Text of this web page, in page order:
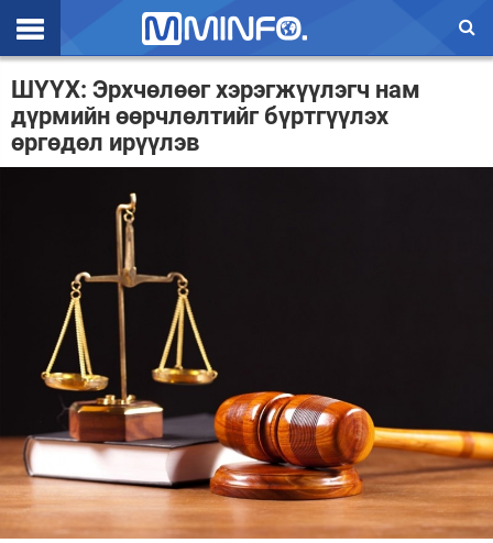
Эхлэл
Цаг агаар
Валют ханш
Үзэл бодол
Спорт
Нийгэм
Дэлхий
Энтертайнмэнт
Зурхай
ШҮҮХ: Эрхчөлөөг хэрэгжүүлэгч нам
дүрмийн өөрчлөлтийг бүртгүүлэх
өргөдөл ирүүлэв